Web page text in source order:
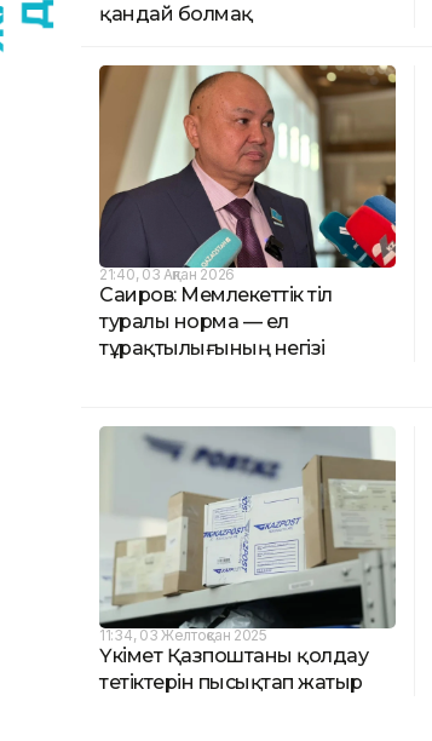
қандай болмақ
21:40, 03 Ақпан 2026
Саиров: Мемлекеттік тіл
туралы норма — ел
тұрақтылығының негізі
11:34, 03 Желтоқсан 2025
Үкімет Қазпоштаны қолдау
тетіктерін пысықтап жатыр